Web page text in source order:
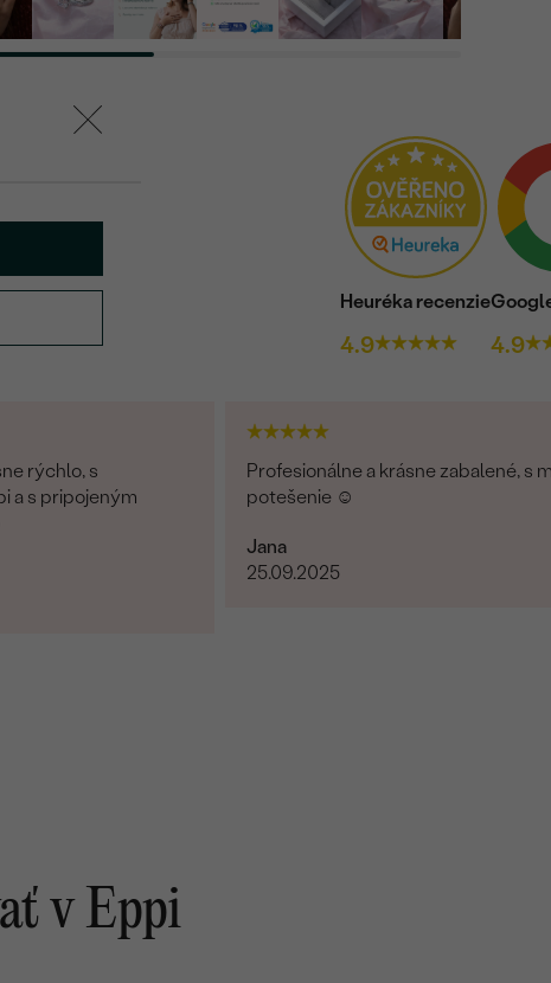
Heuréka recenzie
4.9 4.9
rýchlo, s
a s pripojeným
Profesionálne a krásne zabalené, s
potešenie ☺️
Jana
25.09.2025
v Eppi